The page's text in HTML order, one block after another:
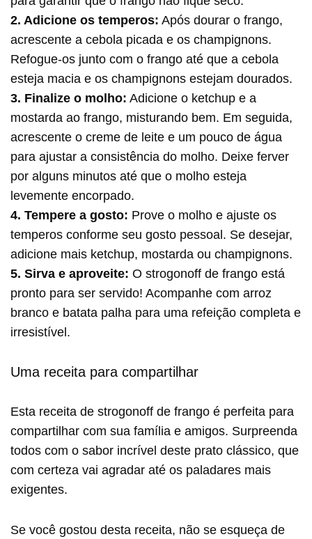
2. Adicione os temperos: Após dourar o frango,
acrescente a cebola picada e os champignons.
Refogue-os junto com o frango até que a cebola
esteja macia e os champignons estejam dourados.
3. Finalize o molho: Adicione o ketchup e a
mostarda ao frango, misturando bem. Em seguida,
acrescente o creme de leite e um pouco de água
para ajustar a consistência do molho. Deixe ferver
por alguns minutos até que o molho esteja
levemente encorpado.
4. Tempere a gosto: Prove o molho e ajuste os
temperos conforme seu gosto pessoal. Se desejar,
adicione mais ketchup, mostarda ou champignons.
5. Sirva e aproveite: O strogonoff de frango está
pronto para ser servido! Acompanhe com arroz
branco e batata palha para uma refeição completa e
irresistível.
Uma receita para compartilhar
Esta receita de strogonoff de frango é perfeita para
compartilhar com sua família e amigos. Surpreenda
todos com o sabor incrível deste prato clássico, que
com certeza vai agradar até os paladares mais
exigentes.
Se você gostou desta receita, não se esqueça de